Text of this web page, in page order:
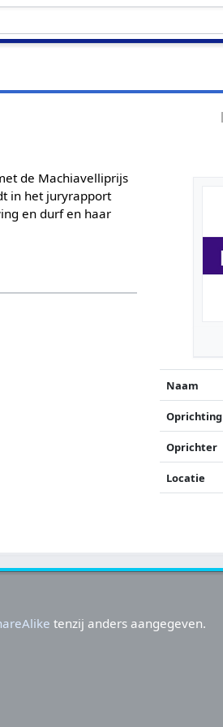
Naam
Oprichting
Oprichter
Locatie
de Machiavelliprijs
in het juryrapport
en durf en haar
tenzij anders aangegeven.